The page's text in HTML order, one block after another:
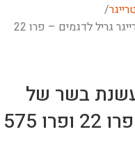
מדף קדמי מתקפל למעשנת בשר של טרייגר גריל לדגמים – פרו 22
בשר של
טרייגר גריל לדגמים – פרו 22 ופרו 575